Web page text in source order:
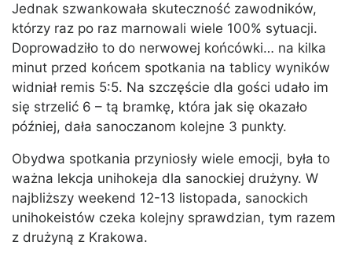
Jednak szwankowała skuteczność zawodników,
którzy raz po raz marnowali wiele 100% sytuacji.
Doprowadziło to do nerwowej końcówki… na kilka
minut przed końcem spotkania na tablicy wyników
widniał remis 5:5. Na szczęście dla gości udało im
się strzelić 6 – tą bramkę, która jak się okazało
później, dała sanoczanom kolejne 3 punkty.
Obydwa spotkania przyniosły wiele emocji, była to
ważna lekcja unihokeja dla sanockiej drużyny. W
najbliższy weekend 12-13 listopada, sanockich
unihokeistów czeka kolejny sprawdzian, tym razem
z drużyną z Krakowa.